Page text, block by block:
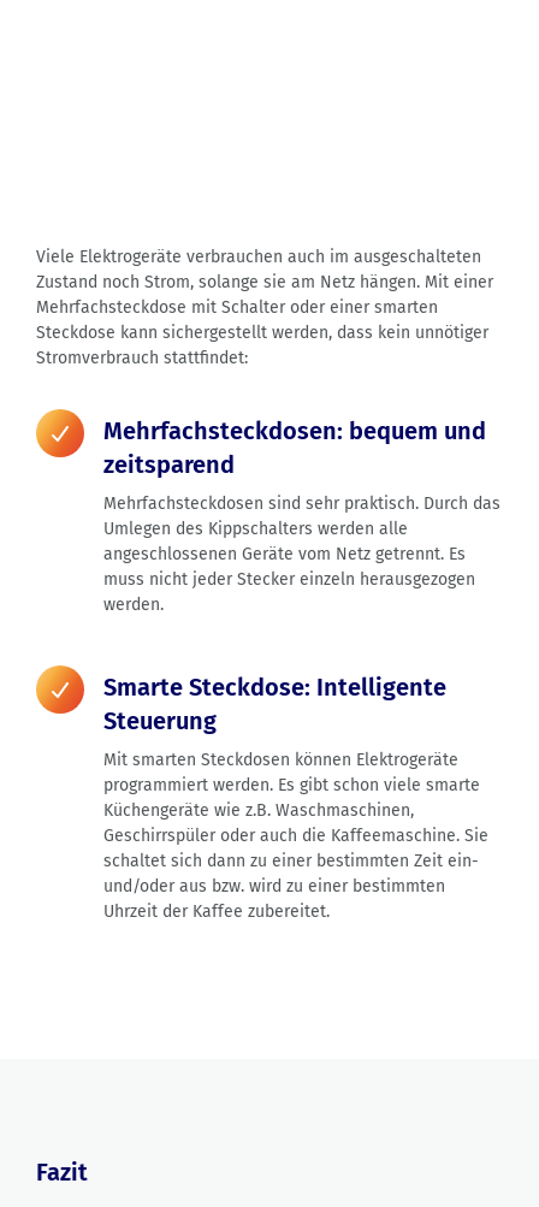
Viele Elektrogeräte verbrauchen auch im ausgeschalteten
Zustand noch Strom, solange sie am Netz hängen. Mit einer
Mehrfachsteckdose mit Schalter oder einer smarten
Steckdose kann sichergestellt werden, dass kein unnötiger
Stromverbrauch stattfindet:
Mehrfachsteckdosen: bequem und
zeitsparend
Mehrfachsteckdosen sind sehr praktisch. Durch das
Umlegen des Kippschalters werden alle
angeschlossenen Geräte vom Netz getrennt. Es
muss nicht jeder Stecker einzeln herausgezogen
werden.
Smarte Steckdose: Intelligente
Steuerung
Mit smarten Steckdosen können Elektrogeräte
programmiert werden. Es gibt schon viele smarte
Küchengeräte wie z.B. Waschmaschinen,
Geschirrspüler oder auch die Kaffeemaschine. Sie
schaltet sich dann zu einer bestimmten Zeit ein-
und/oder aus bzw. wird zu einer bestimmten
Uhrzeit der Kaffee zubereitet.
Fazit